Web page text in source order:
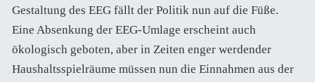
Gestaltung des EEG fällt der Politik nun auf die Füße.
Eine Absenkung der EEG-Umlage erscheint auch
ökologisch geboten, aber in Zeiten enger werdender
Haushaltsspielräume müssen nun die Einnahmen aus der